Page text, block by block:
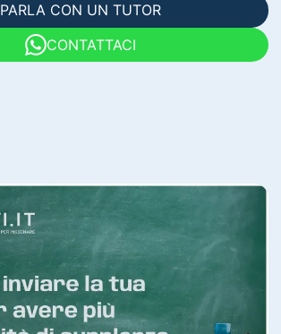
PARLA CON UN TUTOR
CONTATTACI